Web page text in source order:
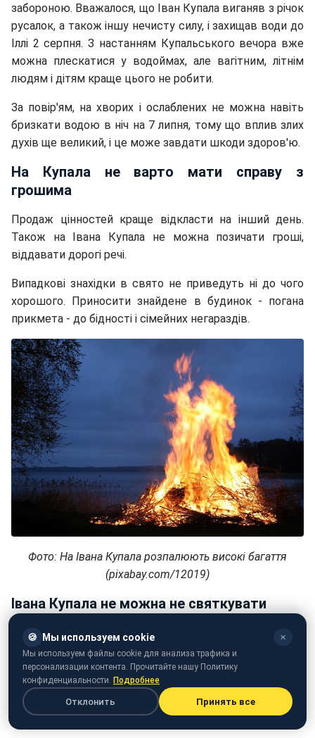
забороною. Вважалося, що Іван Купала виганяв з річок
русалок, а також іншу нечисту силу, і захищав води до
Іллі 2 серпня. З настанням Купальського вечора вже
можна плескатися у водоймах, але вагітним, літнім
людям і дітям краще цього не робити.
За повір'ям, на хворих і ослаблених не можна навіть
бризкати водою в ніч на 7 липня, тому що вплив злих
духів ще великий, і це може завдати шкоди здоров'ю.
На Купала не варто мати справу з
грошима
Продаж цінностей краще відкласти на інший день.
Також на Івана Купала не можна позичати гроші,
віддавати дорогі речі.
Випадкові знахідки в свято не приведуть ні до чого
хорошого. Приносити знайдене в будинок - погана
прикмета - до бідності і сімейних негараздів.
Фото: На Івана Купала розпалюють високі багаття
(pixabay.com/12019)
Івана Купала не можна не святкувати
У Купальську ніч не можна залишатися вдома. За
старих часів до святкування приєднувалися всі жителі
сіл. Ту жінку, яка не приходила до багаття на Купала,
називали відьмою. Святковий вогонь завжди
вважався очисним від пристріту і цілющим хвороби
🍪 Мы используем cookie ✕
Мы используем файлы cookie для анализа трафика и
персонализации контента. Прочитайте нашу Политику
конфиденциальности. Подробнее
Отклонить Принять все